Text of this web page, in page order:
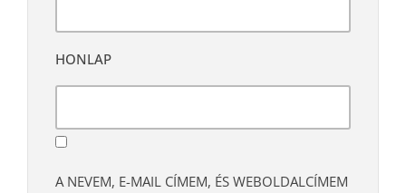
HONLAP
A NEVEM, E-MAIL CÍMEM, ÉS WEBOLDALCÍMEM